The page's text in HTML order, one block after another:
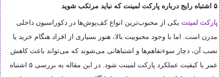
۵ اشتباه رایج درباره پارکت لمینت که نباید مرتکب شوید
پارکت لمینت یکی از محبوب‌ترین انواع کف‌پوش‌ها در دکوراسیون داخلی
مدرن است. اما با وجود محبوبیت بالا، هنوز بسیاری از افراد هنگام خرید یا
نصب آن، دچار سوءتفاهم‌ها و اشتباهاتی می‌شوند که می‌تواند باعث کاهش
عمر یا کیفیت عملکرد پارکت لمینت شود. در این مقاله به بررسی ۵ اشتباه